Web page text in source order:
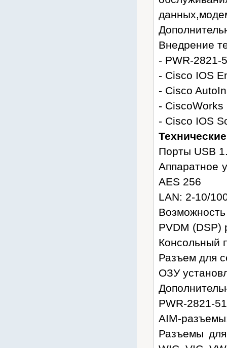
Внедрение
- PWR-2821-
- Cisco IOS
- Cisco
- CiscoWorks
- Cisco IOS
Порты USB
Аппаратное
AES 256
LAN: 2-10/
PVDM (DSP)
Консольный
Разъем для
ОЗУ
PWR-2821-
AIM-
Разъемы